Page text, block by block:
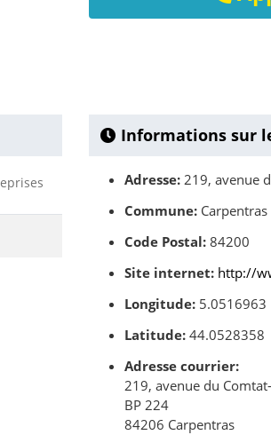
Informations sur
Adresse: 219, avenue
Commune: Carpentras
Code Postal: 84200
Site internet: http://
Longitude: 5.0516963
Latitude: 44.0528358
Adresse courrier:
219, avenue du
BP 224
84206 Carpentras